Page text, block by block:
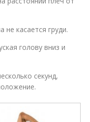
не касается груди.
голову вниз и
секунд,